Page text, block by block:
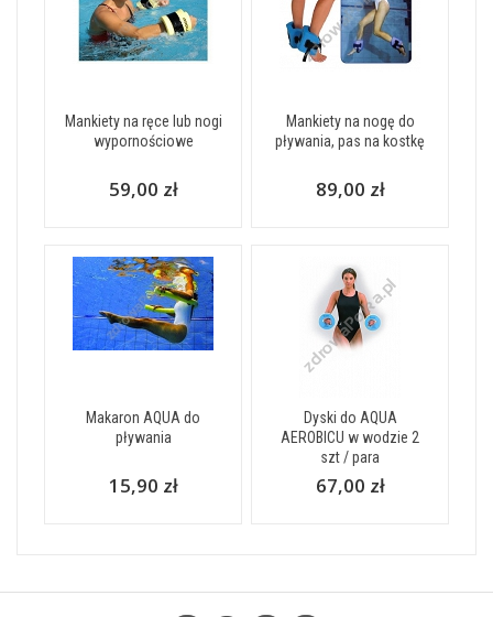
Mankiety na ręce lub nogi
wypornościowe
59,00 zł
Mankiety na nogę do
pływania, pas na kostkę
89,00 zł
Makaron AQUA do
pływania
15,90 zł
Dyski do AQUA
AEROBICU w wodzie 2
szt / para
67,00 zł